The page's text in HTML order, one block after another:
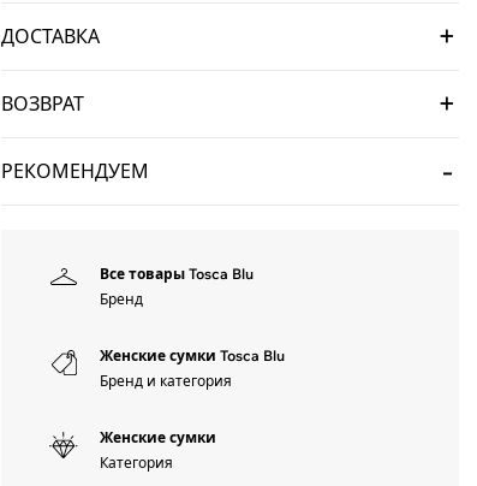
ДОСТАВКА
ВОЗВРАТ
РЕКОМЕНДУЕМ
Все товары Tosca Blu
Бренд
Женские сумки Tosca Blu
Бренд и категория
Женские сумки
Категория